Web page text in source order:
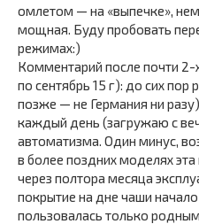
омлетом — на «выпечке»,
мощная. Буду пробовать
режимах:)
Комментарий после почти 2-
по сентябрь 15 г): до сих пор
позже — не Германия ни
каждый день (загружаю с
автоматизма. Один минус,
в более поздних моделях
через полтора месяца
покрытие на дне чаши начало
пользовалась только